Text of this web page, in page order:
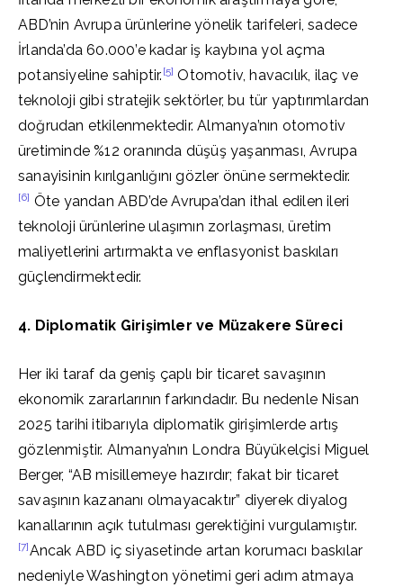
ABD’nin Avrupa ürünlerine yönelik tarifeleri, sadece
İrlanda’da 60.000’e kadar iş kaybına yol açma
potansiyeline sahiptir. [5] Otomotiv, havacılık, ilaç ve
teknoloji gibi stratejik sektörler, bu tür yaptırımlardan
doğrudan etkilenmektedir. Almanya’nın otomotiv
üretiminde %12 oranında düşüş yaşanması, Avrupa
sanayisinin kırılganlığını gözler önüne sermektedir.
[6] Öte yandan ABD’de Avrupa’dan ithal edilen ileri
teknoloji ürünlerine ulaşımın zorlaşması, üretim
maliyetlerini artırmakta ve enflasyonist baskıları
güçlendirmektedir.
4. Diplomatik Girişimler ve Müzakere Süreci
Her iki taraf da geniş çaplı bir ticaret savaşının
ekonomik zararlarının farkındadır. Bu nedenle Nisan
2025 tarihi itibarıyla diplomatik girişimlerde artış
gözlenmiştir. Almanya’nın Londra Büyükelçisi Miguel
Berger, “AB misillemeye hazırdır; fakat bir ticaret
savaşının kazananı olmayacaktır” diyerek diyalog
kanallarının açık tutulması gerektiğini vurgulamıştır.
[7]Ancak ABD iç siyasetinde artan korumacı baskılar
nedeniyle Washington yönetimi geri adım atmaya